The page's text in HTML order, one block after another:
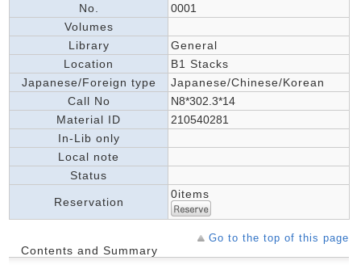
No.
0001
Volumes
Library
General
Location
B1 Stacks
Japanese/Foreign type
Japanese/Chinese/Korean
Call No
N8*302.3*14
Material ID
210540281
In-Lib only
Local note
Status
Reservation
0items
Go to the top of this page
Contents and Summary